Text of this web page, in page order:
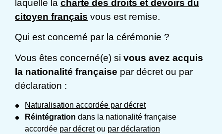
laquelle la charte des droits et devoirs du
citoyen français vous est remise.
Qui est concerné par la cérémonie ?
Vous êtes concerné(e) si vous avez acquis
la nationalité française par décret ou par
déclaration :
Naturalisation accordée par décret
Réintégration dans la nationalité française
accordée par décretou par déclaration